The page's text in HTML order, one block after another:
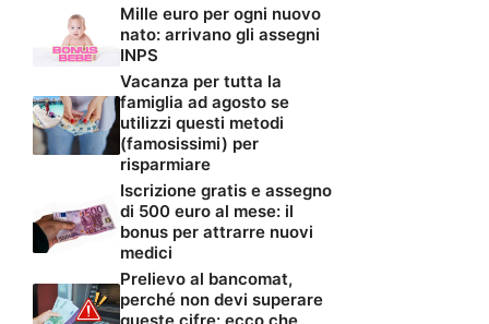
Mille euro per ogni nuovo
nato: arrivano gli assegni
INPS
Vacanza per tutta la
famiglia ad agosto se
utilizzi questi metodi
(famosissimi) per
risparmiare
Iscrizione gratis e assegno
di 500 euro al mese: il
bonus per attrarre nuovi
medici
Prelievo al bancomat,
perché non devi superare